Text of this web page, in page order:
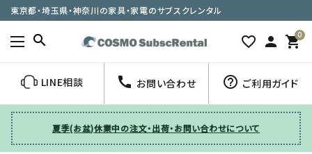
東京都・埼玉県・神奈川の家具・家電のサブスクレンタル
search favorite_border person 0
shopping_cart
LINE相談 call お問い合わせ help_outline ご利用ガイド
夏季(お盆)休業中の注文・出荷・お問い合わせについて